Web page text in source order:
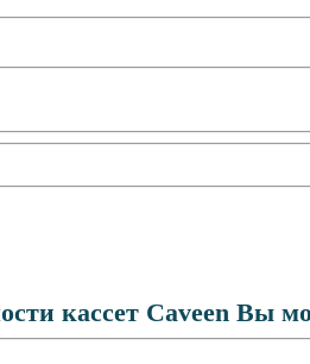
кассет Caveen Вы